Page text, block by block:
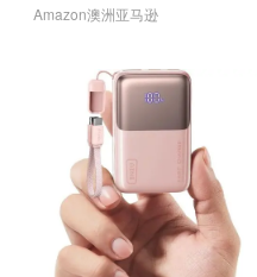
Amazon澳洲亚马逊